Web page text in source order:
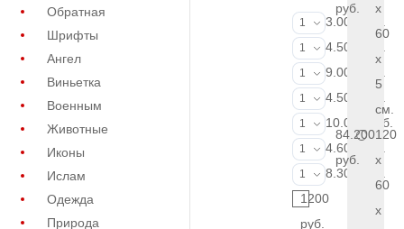
Обратная
Шрифты
Ангел
Виньетка
Военным
Животные
Иконы
Ислам
Одежда
Природа
ФИО и даты
1
3.000 руб.
ФИО и даты
1
4.500 руб.
ФИО и даты
1
9.000 руб.
Портрет
1
4.500 руб.
Портрет
1
10.000 руб.
Фотокерамика
1
4.600 руб.
Фото на
1
8.300 руб.
1200
руб.
руб.
x
60
x
5
см.
84.200
руб.
120
x
60
x